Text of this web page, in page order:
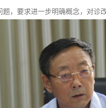
，要求进一步明确概念，对诊